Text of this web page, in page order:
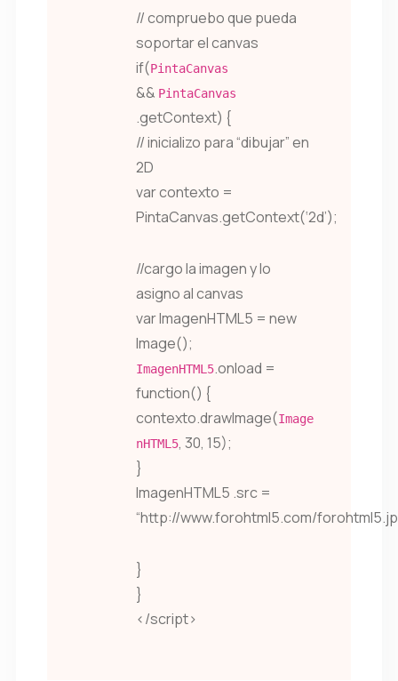
// compruebo que pueda
soportar el canvas
if(PintaCanvas
&& PintaCanvas
.getContext) {
// inicializo para “dibujar” en
2D
var contexto =
PintaCanvas.getContext(‘2d’);
//cargo la imagen y lo
asigno al canvas
var ImagenHTML5 = new
Image();
ImagenHTML5.onload =
function() {
contexto.drawImage(Image
nHTML5, 30, 15);
}
ImagenHTML5 .src =
“http://www.forohtml5.com/
}
}
</script>